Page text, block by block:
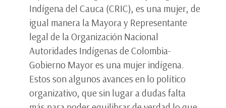
Indígena del Cauca (CRIC), es una mujer, de
igual manera la Mayora y Representante
legal de la Organización Nacional
Autoridades Indígenas de Colombia-
Gobierno Mayor es una mujer indígena.
Estos son algunos avances en lo político
organizativo, que sin lugar a dudas falta